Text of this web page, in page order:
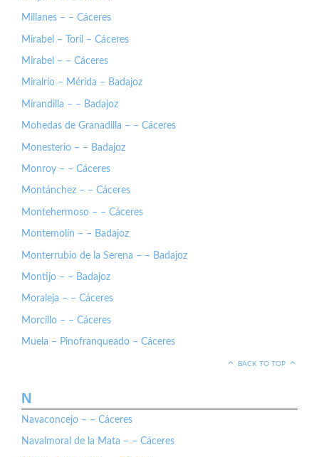
Millanes – – Cáceres
Mirabel – Toril – Cáceres
Mirabel – – Cáceres
Miralrío – Mérida – Badajoz
Mirandilla – – Badajoz
Mohedas de Granadilla – – Cáceres
Monesterio – – Badajoz
Monroy – – Cáceres
Montánchez – – Cáceres
Montehermoso – – Cáceres
Montemolín – – Badajoz
Monterrubio de la Serena – – Badajoz
Montijo – – Badajoz
Moraleja – – Cáceres
Morcillo – – Cáceres
Muela – Pinofranqueado – Cáceres
BACK TO TOP
N
Navaconcejo – – Cáceres
Navalmoral de la Mata – – Cáceres